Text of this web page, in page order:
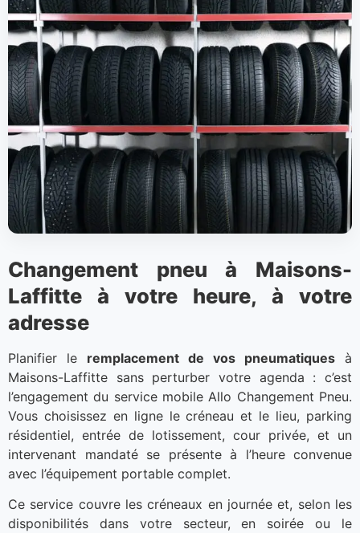
Changement pneu à Maisons-
Laffitte à votre heure, à votre
adresse
Planifier le remplacement de vos pneumatiques à
Maisons-Laffitte sans perturber votre agenda : c’est
l’engagement du service mobile Allo Changement Pneu.
Vous choisissez en ligne le créneau et le lieu, parking
résidentiel, entrée de lotissement, cour privée, et un
intervenant mandaté se présente à l’heure convenue
avec l’équipement portable complet.
Ce service couvre les créneaux en journée et, selon les
disponibilités dans votre secteur, en soirée ou le